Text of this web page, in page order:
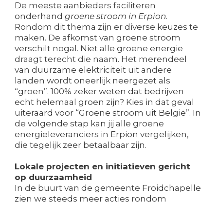
De meeste aanbieders faciliteren
onderhand groene stroom in Erpion.
Rondom dit thema zijn er diverse keuzes te
maken. De afkomst van groene stroom
verschilt nogal. Niet alle groene energie
draagt terecht die naam. Het merendeel
van duurzame elektriciteit uit andere
landen wordt oneerlijk neergezet als
“groen”. 100% zeker weten dat bedrijven
echt helemaal groen zijn? Kies in dat geval
uiteraard voor “Groene stroom uit België”. In
de volgende stap kan jij alle groene
energieleveranciers in Erpion vergelijken,
die tegelijk zeer betaalbaar zijn.
Lokale projecten en initiatieven gericht
op duurzaamheid
In de buurt van de gemeente Froidchapelle
zien we steeds meer acties rondom